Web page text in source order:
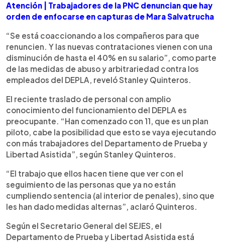
Atención | Trabajadores de la PNC denuncian que hay
orden de enfocarse en capturas de Mara Salvatrucha
“Se está coaccionando a los compañeros para que
renuncien. Y las nuevas contrataciones vienen con una
disminución de hasta el 40% en su salario”, como parte
de las medidas de abuso y arbitrariedad contra los
empleados del DEPLA, reveló Stanley Quinteros.
El reciente traslado de personal con amplio
conocimiento del funcionamiento del DEPLA es
preocupante. “Han comenzado con 11, que es un plan
piloto, cabe la posibilidad que esto se vaya ejecutando
con más trabajadores del Departamento de Prueba y
Libertad Asistida”, según Stanley Quinteros.
“El trabajo que ellos hacen tiene que ver con el
seguimiento de las personas que ya no están
cumpliendo sentencia (al interior de penales), sino que
les han dado medidas alternas”, aclaró Quinteros.
Según el Secretario General del SEJES, el
Departamento de Prueba y Libertad Asistida está